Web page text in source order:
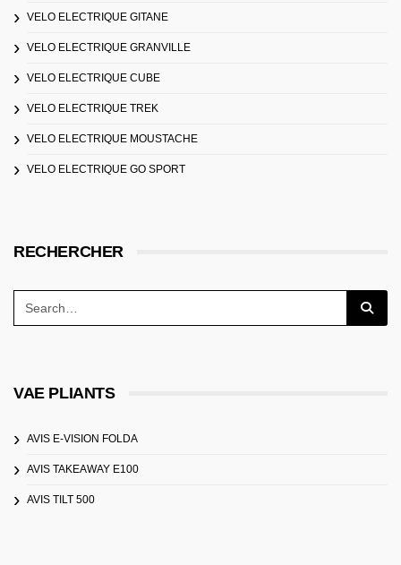
VELO ELECTRIQUE GITANE
VELO ELECTRIQUE GRANVILLE
VELO ELECTRIQUE CUBE
VELO ELECTRIQUE TREK
VELO ELECTRIQUE MOUSTACHE
VELO ELECTRIQUE GO SPORT
RECHERCHER
VAE PLIANTS
AVIS E-VISION FOLDA
AVIS TAKEAWAY E100
AVIS TILT 500